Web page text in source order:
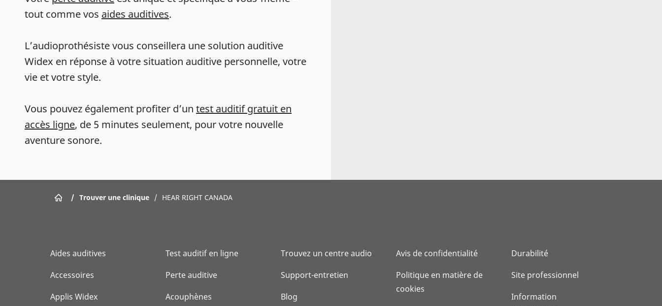
tout comme vos aides auditives.
L’audioprothésiste vous conseillera une solution auditive
Widex en réponse à votre situation auditive personnelle, votre
vie et votre style.
Vous pouvez également profiter d’un test auditif gratuit en
accès ligne, de 5 minutes seulement, pour votre nouvelle
aventure sonore.
/ Trouver une clinique / HEAR RIGHT CANADA
Aides auditives
Accessoires
Applis Widex
Test auditif en ligne
Perte auditive
Acouphènes
Trouvez un centre audio
Support-entretien
Blog
Avis de confidentialité
Politique en matière de
cookies
Durabilité
Site professionnel
Information